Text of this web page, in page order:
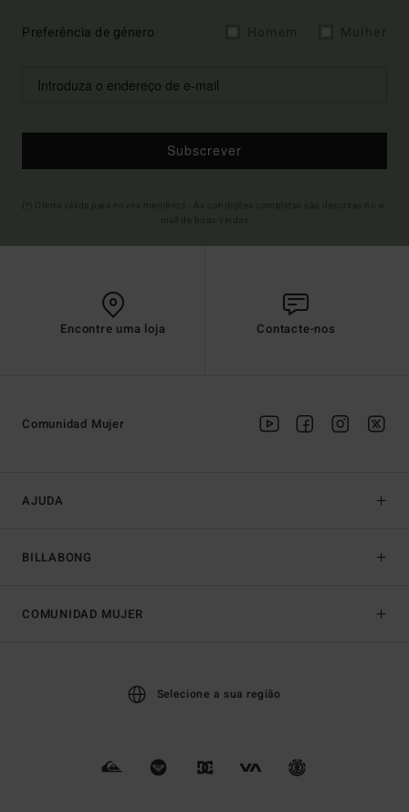
Preferência de género
Subscrever
Encontre uma loja Contacte-nos
AJUDA
BILLABONG
Comunidad Mujer
COMUNIDAD MUJER
Selecione a sua região